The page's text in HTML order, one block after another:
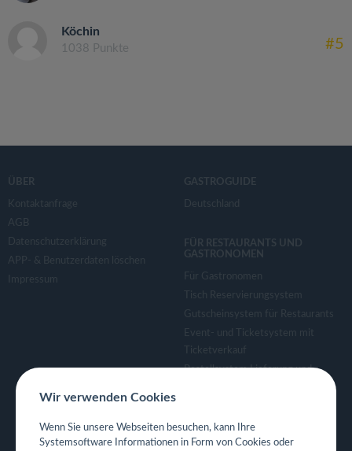
Köchin
1038 Punkte #5
ÜBER
Kontaktanfrage
AGB
Datenschutzerklärung
APP- & Benutzerdaten löschen
Impressum
GASTROGUIDE
Deutschland
FÜR RESTAURANTS UND
GASTRONOMEN
Für Gastronomen
Tisch Reservierungsystem
Gutscheinsystem für Restaurants
Event- und Ticketsystem mit
Ticketverkauf
Bestellsystem Lieferung und
Eigene App für Restaurant
Wir verwenden Cookies
Wenn Sie unsere Webseiten besuchen, kann Ihre
Systemsoftware Informationen in Form von Cookies oder